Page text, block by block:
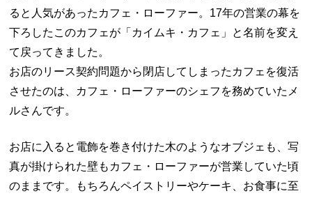
ると人気があったカフェ・ローファー。17年の営業の幕を
下ろしたこのカフェが「カイムキ・カフェ」と名前を変え
て戻ってきました。
お店のリース契約問題から閉店してしまったカフェを復活
させたのは、カフェ・ローファーのシェフを務めていたメ
ルさんです。
お店に入ると電飾を巻き付けた木のようなオブジェも、写
真が掛けられた壁もカフェ・ローファーが営業していた頃
のままです。もちろんペイストリーやケーキ、お食事に至